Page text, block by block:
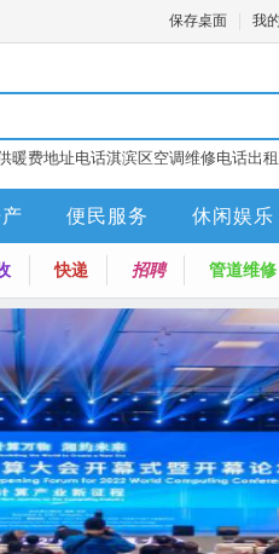
保存桌面 我
暖费地址电话淇滨区空调维修电话出
便民服务 休闲娱乐
快递 招聘 管道维修